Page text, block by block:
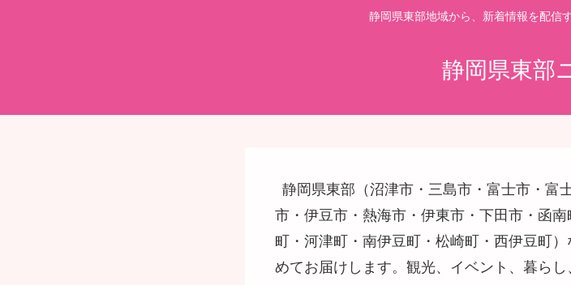
静岡県東部地域から、新着情報を配信
静岡県東部
静岡県東部（沼津市・三島市・富士市・富
市・伊豆市・熱海市・伊東市・下田市・函
町・河津町・南伊豆町・松崎町・西伊豆町
めてお届けします。観光、イベント、暮ら